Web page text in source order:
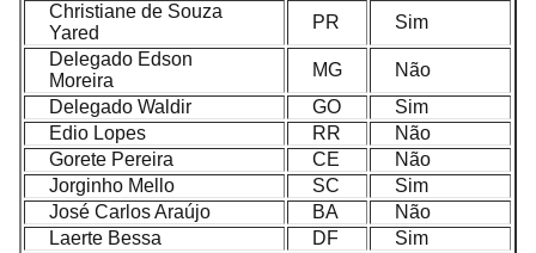
Christiane de Souza
Yared
PR
Sim
Delegado Edson
Moreira
MG
Não
Delegado Waldir
GO
Sim
Edio Lopes
RR
Não
Gorete Pereira
CE
Não
Jorginho Mello
SC
Sim
José Carlos Araújo
BA
Não
Laerte Bessa
DF
Sim